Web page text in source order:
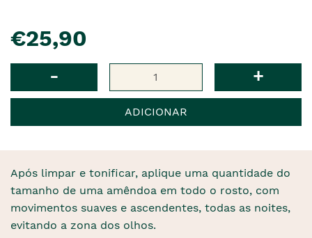
€25,90
- +
ADICIONAR
Após limpar e tonificar, aplique uma quantidade do
tamanho de uma amêndoa em todo o rosto, com
movimentos suaves e ascendentes, todas as noites,
evitando a zona dos olhos.